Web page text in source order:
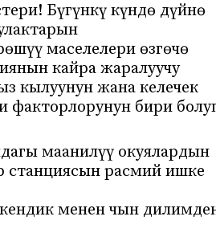
Бүгүнкү күндө дүйнө
маселелери өзгөчө
кайра жаралуучу
кылуунун жана келечек
бири
маанилүү окуялардын
станциясын расмий ишке
менен чын